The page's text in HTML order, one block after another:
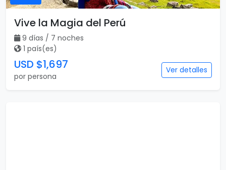
Vive la Magia del Perú
9 días / 7 noches
1 país(es)
USD $1,697
por persona
Ver detalles